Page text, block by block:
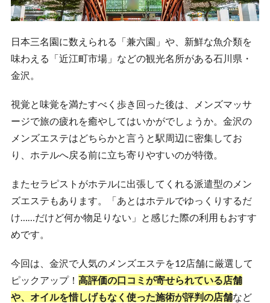
日本三名園に数えられる「兼六園」や、新鮮な魚介類を
味わえる「近江町市場」などの観光名所がある石川県・
金沢。
視覚と味覚を満たすべく歩き回った後は、メンズマッサ
ージで旅の疲れを癒やしてはいかがでしょうか。金沢の
メンズエステはどちらかと言うと駅周辺に密集してお
り、ホテルへ戻る前に立ち寄りやすいのが特徴。
またセラピストがホテルに出張してくれる派遣型のメン
ズエステもあります。「あとはホテルでゆっくりするだ
け……だけど何か物足りない」と感じた際の利用もおすす
めです。
今回は、金沢で人気のメンズエステを12店舗に厳選して
ピックアップ！ 高評価の口コミが寄せられている店舗
や、オイルを惜しげもなく使った施術が評判の店舗など